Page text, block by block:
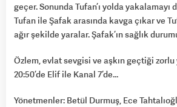
geçer. Sonunda Tufan’ı yolda yakalamayı
Tufan ile Şafak arasında kavga çıkar ve
ağır şekilde yaralar. Şafak’ın sağlık
Özlem, evlat sevgisi ve aşkın geçtiği
20:50’de Elif ile Kanal 7’de…
Yönetmenler: Betül Durmuş, Ece